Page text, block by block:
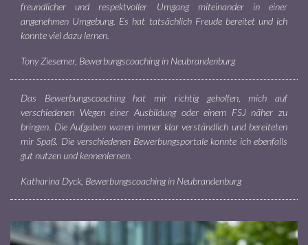
freundlicher und respektvoller Umgang miteinander in einer
angenehmen Umgebung. Es hat tatsächlich Freude bereitet und ich
konnte viel dazu lernen.
Tony Ziesemer, Bewerbungscoaching in Neubrandenburg
Das Bewerbungscoaching hat mir richtig geholfen, mich auf
verschiedenen Wegen einer Ausbildung oder einem FSJ näher zu
bringen. Die Aufgaben waren immer klar verständlich und bereiteten
mir Spaß. Die verschiedenen Bewerbungsportale konnte ich ebenfalls
gut nutzen und kennenlernen.
Katharina Dyck, Bewerbungscoaching in Neubrandenburg